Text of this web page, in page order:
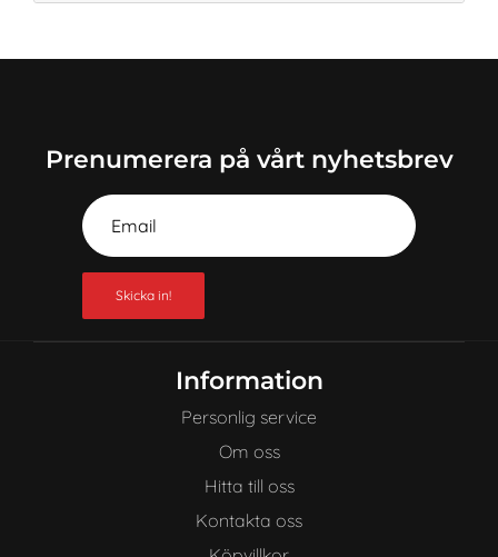
Prenumerera på vårt nyhetsbrev
Skicka in!
Information
Personlig service
Om oss
Hitta till oss
Kontakta oss